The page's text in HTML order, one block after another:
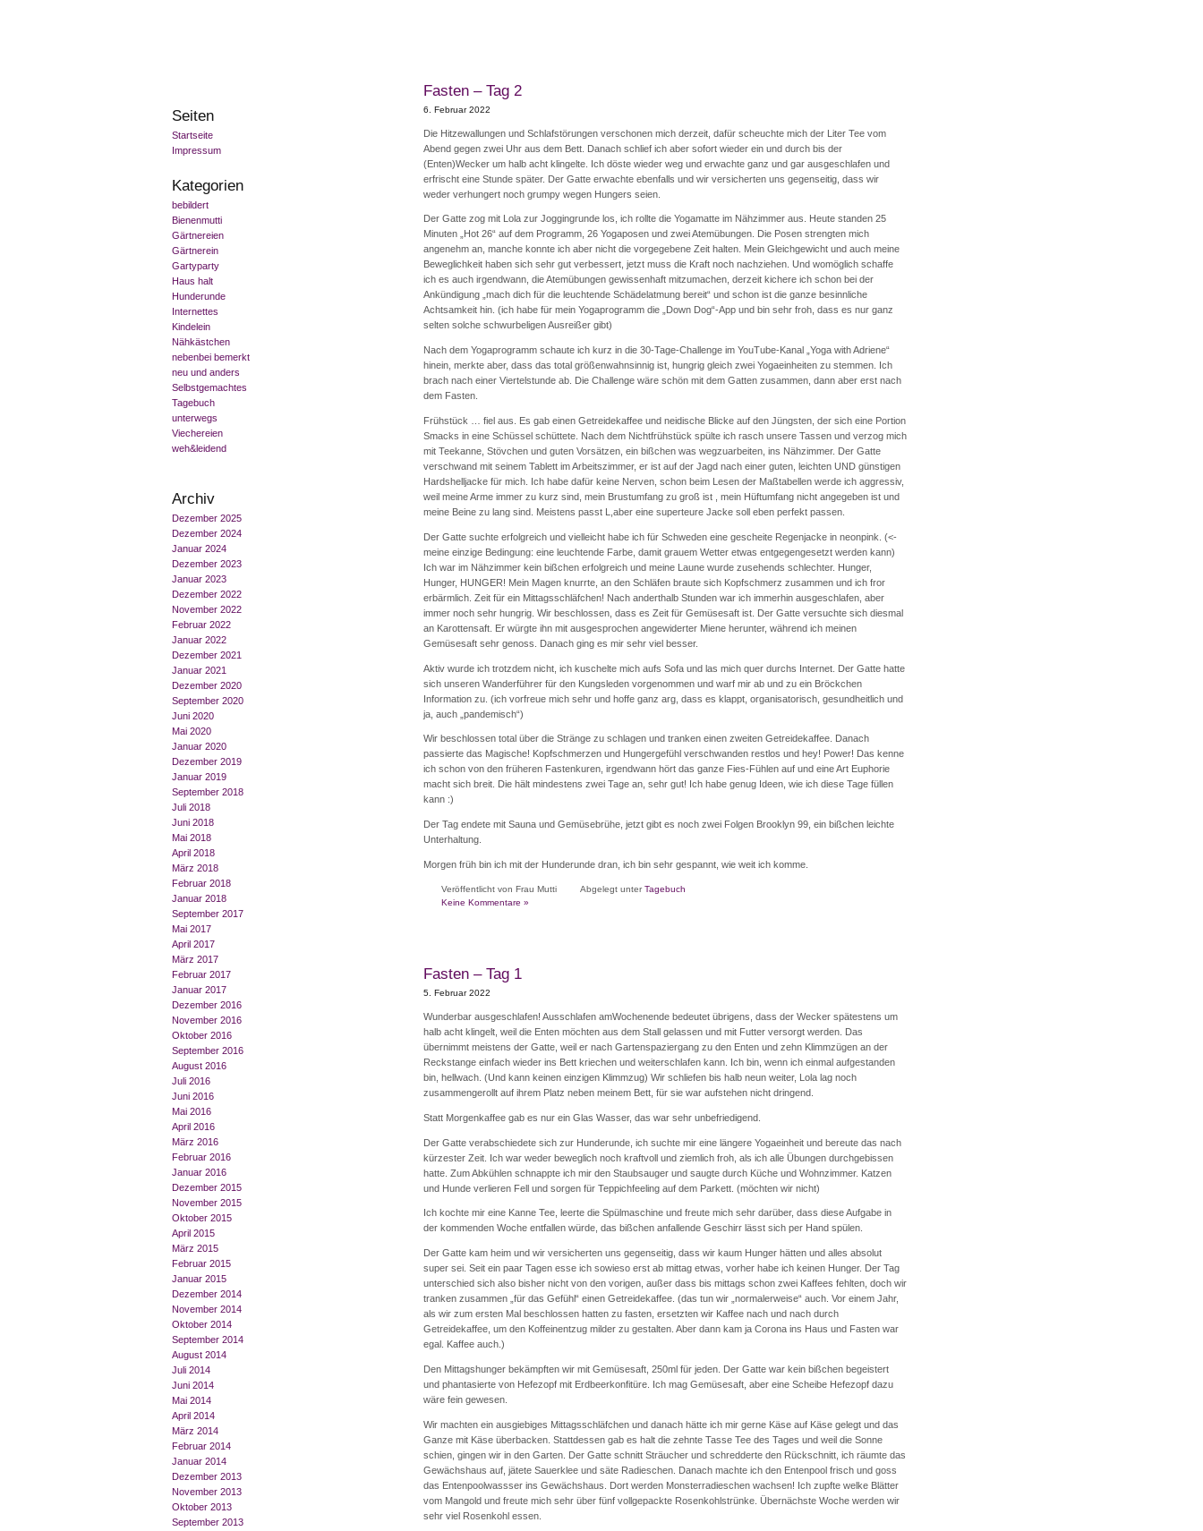
Seiten
Startseite
Impressum
Kategorien
bebildert
Bienenmutti
Gärtnereien
Gärtnerein
Gartyparty
Haus halt
Hunderunde
Internettes
Kindelein
Nähkästchen
nebenbei bemerkt
neu und anders
Selbstgemachtes
Tagebuch
unterwegs
Viechereien
weh&leidend
Archiv
Dezember 2025
Dezember 2024
Januar 2024
Dezember 2023
Januar 2023
Dezember 2022
November 2022
Februar 2022
Januar 2022
Dezember 2021
Januar 2021
Dezember 2020
September 2020
Juni 2020
Mai 2020
Januar 2020
Dezember 2019
Januar 2019
September 2018
Juli 2018
Juni 2018
Mai 2018
April 2018
März 2018
Februar 2018
Januar 2018
September 2017
Mai 2017
April 2017
März 2017
Februar 2017
Januar 2017
Dezember 2016
November 2016
Oktober 2016
September 2016
August 2016
Juli 2016
Juni 2016
Mai 2016
April 2016
März 2016
Februar 2016
Januar 2016
Dezember 2015
November 2015
Oktober 2015
April 2015
März 2015
Februar 2015
Januar 2015
Dezember 2014
November 2014
Oktober 2014
September 2014
August 2014
Juli 2014
Juni 2014
Mai 2014
April 2014
März 2014
Februar 2014
Januar 2014
Dezember 2013
November 2013
Oktober 2013
September 2013
Fasten – Tag 2
6. Februar 2022
Die Hitzewallungen und Schlafstörungen verschonen mich derzeit, dafür scheuchte mich der Liter Tee vom
Abend gegen zwei Uhr aus dem Bett. Danach schlief ich aber sofort wieder ein und durch bis der
(Enten)Wecker um halb acht klingelte. Ich döste wieder weg und erwachte ganz und gar ausgeschlafen und
erfrischt eine Stunde später. Der Gatte erwachte ebenfalls und wir versicherten uns gegenseitig, dass wir
weder verhungert noch grumpy wegen Hungers seien.
Der Gatte zog mit Lola zur Joggingrunde los, ich rollte die Yogamatte im Nähzimmer aus. Heute standen 25
Minuten „Hot 26“ auf dem Programm, 26 Yogaposen und zwei Atemübungen. Die Posen strengten mich
angenehm an, manche konnte ich aber nicht die vorgegebene Zeit halten. Mein Gleichgewicht und auch meine
Beweglichkeit haben sich sehr gut verbessert, jetzt muss die Kraft noch nachziehen. Und womöglich schaffe
ich es auch irgendwann, die Atemübungen gewissenhaft mitzumachen, derzeit kichere ich schon bei der
Ankündigung „mach dich für die leuchtende Schädelatmung bereit“ und schon ist die ganze besinnliche
Achtsamkeit hin. (ich habe für mein Yogaprogramm die „Down Dog“-App und bin sehr froh, dass es nur ganz
selten solche schwurbeligen Ausreißer gibt)
Nach dem Yogaprogramm schaute ich kurz in die 30-Tage-Challenge im YouTube-Kanal „Yoga with Adriene“
hinein, merkte aber, dass das total größenwahnsinnig ist, hungrig gleich zwei Yogaeinheiten zu stemmen. Ich
brach nach einer Viertelstunde ab. Die Challenge wäre schön mit dem Gatten zusammen, dann aber erst nach
dem Fasten.
Frühstück … fiel aus. Es gab einen Getreidekaffee und neidische Blicke auf den Jüngsten, der sich eine Portion
Smacks in eine Schüssel schüttete. Nach dem Nichtfrühstück spülte ich rasch unsere Tassen und verzog mich
mit Teekanne, Stövchen und guten Vorsätzen, ein bißchen was wegzuarbeiten, ins Nähzimmer. Der Gatte
verschwand mit seinem Tablett im Arbeitszimmer, er ist auf der Jagd nach einer guten, leichten UND günstigen
Hardshelljacke für mich. Ich habe dafür keine Nerven, schon beim Lesen der Maßtabellen werde ich aggressiv,
weil meine Arme immer zu kurz sind, mein Brustumfang zu groß ist , mein Hüftumfang nicht angegeben ist und
meine Beine zu lang sind. Meistens passt L,aber eine superteure Jacke soll eben perfekt passen.
Der Gatte suchte erfolgreich und vielleicht habe ich für Schweden eine gescheite Regenjacke in neonpink. (<-
meine einzige Bedingung: eine leuchtende Farbe, damit grauem Wetter etwas entgegengesetzt werden kann)
Ich war im Nähzimmer kein bißchen erfolgreich und meine Laune wurde zusehends schlechter. Hunger,
Hunger, HUNGER! Mein Magen knurrte, an den Schläfen braute sich Kopfschmerz zusammen und ich fror
erbärmlich. Zeit für ein Mittagsschläfchen! Nach anderthalb Stunden war ich immerhin ausgeschlafen, aber
immer noch sehr hungrig. Wir beschlossen, dass es Zeit für Gemüsesaft ist. Der Gatte versuchte sich diesmal
an Karottensaft. Er würgte ihn mit ausgesprochen angewiderter Miene herunter, während ich meinen
Gemüsesaft sehr genoss. Danach ging es mir sehr viel besser.
Aktiv wurde ich trotzdem nicht, ich kuschelte mich aufs Sofa und las mich quer durchs Internet. Der Gatte hatte
sich unseren Wanderführer für den Kungsleden vorgenommen und warf mir ab und zu ein Bröckchen
Information zu. (ich vorfreue mich sehr und hoffe ganz arg, dass es klappt, organisatorisch, gesundheitlich und
ja, auch „pandemisch“)
Wir beschlossen total über die Stränge zu schlagen und tranken einen zweiten Getreidekaffee. Danach
passierte das Magische! Kopfschmerzen und Hungergefühl verschwanden restlos und hey! Power! Das kenne
ich schon von den früheren Fastenkuren, irgendwann hört das ganze Fies-Fühlen auf und eine Art Euphorie
macht sich breit. Die hält mindestens zwei Tage an, sehr gut! Ich habe genug Ideen, wie ich diese Tage füllen
kann :)
Der Tag endete mit Sauna und Gemüsebrühe, jetzt gibt es noch zwei Folgen Brooklyn 99, ein bißchen leichte
Unterhaltung.
Morgen früh bin ich mit der Hunderunde dran, ich bin sehr gespannt, wie weit ich komme.
Veröffentlicht von Frau Mutti Abgelegt unterTagebuch
Keine Kommentare »
Fasten – Tag 1
5. Februar 2022
Wunderbar ausgeschlafen! Ausschlafen amWochenende bedeutet übrigens, dass der Wecker spätestens um
halb acht klingelt, weil die Enten möchten aus dem Stall gelassen und mit Futter versorgt werden. Das
übernimmt meistens der Gatte, weil er nach Gartenspaziergang zu den Enten und zehn Klimmzügen an der
Reckstange einfach wieder ins Bett kriechen und weiterschlafen kann. Ich bin, wenn ich einmal aufgestanden
bin, hellwach. (Und kann keinen einzigen Klimmzug) Wir schliefen bis halb neun weiter, Lola lag noch
zusammengerollt auf ihrem Platz neben meinem Bett, für sie war aufstehen nicht dringend.
Statt Morgenkaffee gab es nur ein Glas Wasser, das war sehr unbefriedigend.
Der Gatte verabschiedete sich zur Hunderunde, ich suchte mir eine längere Yogaeinheit und bereute das nach
kürzester Zeit. Ich war weder beweglich noch kraftvoll und ziemlich froh, als ich alle Übungen durchgebissen
hatte. Zum Abkühlen schnappte ich mir den Staubsauger und saugte durch Küche und Wohnzimmer. Katzen
und Hunde verlieren Fell und sorgen für Teppichfeeling auf dem Parkett. (möchten wir nicht)
Ich kochte mir eine Kanne Tee, leerte die Spülmaschine und freute mich sehr darüber, dass diese Aufgabe in
der kommenden Woche entfallen würde, das bißchen anfallende Geschirr lässt sich per Hand spülen.
Der Gatte kam heim und wir versicherten uns gegenseitig, dass wir kaum Hunger hätten und alles absolut
super sei. Seit ein paar Tagen esse ich sowieso erst ab mittag etwas, vorher habe ich keinen Hunger. Der Tag
unterschied sich also bisher nicht von den vorigen, außer dass bis mittags schon zwei Kaffees fehlten, doch wir
tranken zusammen „für das Gefühl“ einen Getreidekaffee. (das tun wir „normalerweise“ auch. Vor einem Jahr,
als wir zum ersten Mal beschlossen hatten zu fasten, ersetzten wir Kaffee nach und nach durch
Getreidekaffee, um den Koffeinentzug milder zu gestalten. Aber dann kam ja Corona ins Haus und Fasten war
egal. Kaffee auch.)
Den Mittagshunger bekämpften wir mit Gemüsesaft, 250ml für jeden. Der Gatte war kein bißchen begeistert
und phantasierte von Hefezopf mit Erdbeerkonfitüre. Ich mag Gemüsesaft, aber eine Scheibe Hefezopf dazu
wäre fein gewesen.
Wir machten ein ausgiebiges Mittagsschläfchen und danach hätte ich mir gerne Käse auf Käse gelegt und das
Ganze mit Käse überbacken. Stattdessen gab es halt die zehnte Tasse Tee des Tages und weil die Sonne
schien, gingen wir in den Garten. Der Gatte schnitt Sträucher und schredderte den Rückschnitt, ich räumte das
Gewächshaus auf, jätete Sauerklee und säte Radieschen. Danach machte ich den Entenpool frisch und goss
das Entenpoolwassser ins Gewächshaus. Dort werden Monsterradieschen wachsen! Ich zupfte welke Blätter
vom Mangold und freute mich sehr über fünf vollgepackte Rosenkohlstrünke. Übernächste Woche werden wir
sehr viel Rosenkohl essen.